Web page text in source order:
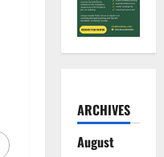
ARCHIVES
August